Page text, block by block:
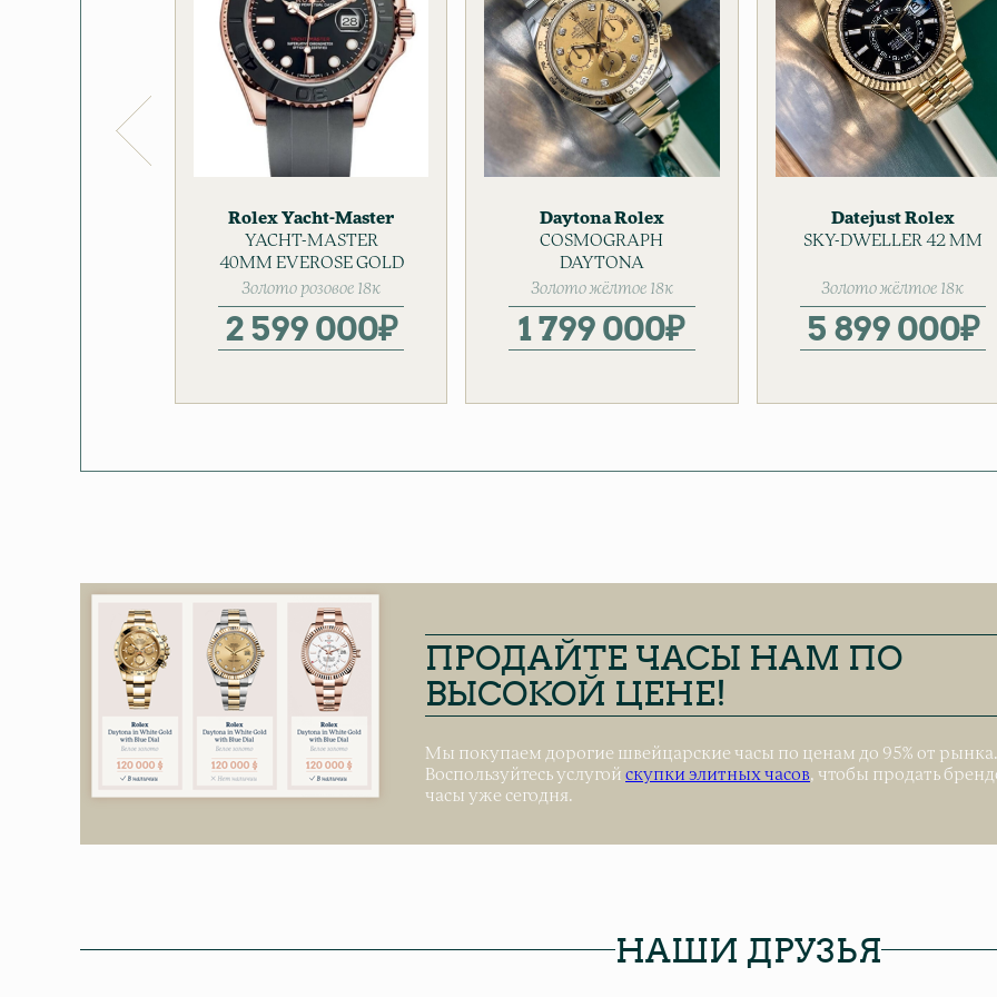
Rolex Yacht-Master
Золотые часы
Мужские часы
YACHT-MASTER
40MM EVEROSE GOLD
Золото розовое 18к
2 599 000₽
Daytona Rolex
Золотые часы
Мужские часы
COSMOGRAPH
DAYTONA
Золото жёлтое 18к
Сталь
1 799 000₽
Datejust Rolex
Золотые часы
SKY-DWELLER 42 MM
Золото жёлтое 18к
5 899 000₽
ПРОДАЙТЕ ЧАСЫ НАМ ПО
ВЫСОКОЙ ЦЕНЕ!
Мы покупаем дорогие швейцарские часы по ценам до 95% от рынка.
Воспользуйтесь услугой скупки элитных часов, чтобы продать
часы уже сегодня.
НАШИ ДРУЗЬЯ